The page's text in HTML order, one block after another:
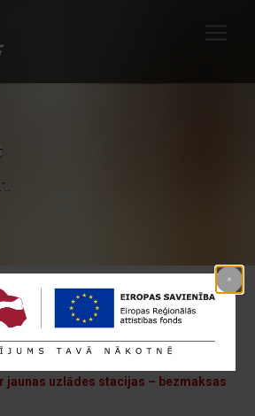
jaunas uzlādes stacijas – bezmaksas